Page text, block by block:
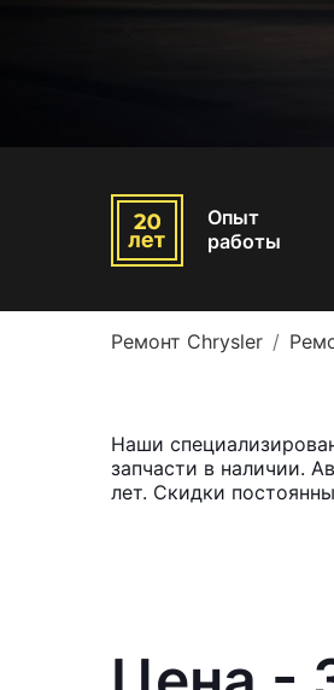
Опыт
работы
Ремонт Chrysler
Наши
запчасти в наличии.
лет. Скидки